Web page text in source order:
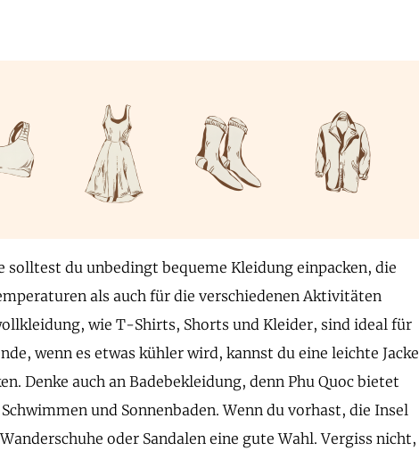
solltest du unbedingt bequeme Kleidung einpacken, die
als auch für die verschiedenen Aktivitäten
wie T-Shirts, Shorts und Kleider, sind ideal für
wenn es etwas kühler wird, kannst du eine leichte Jacke
Denke auch an Badebekleidung, denn Phu Quoc bietet
und Sonnenbaden. Wenn du vorhast, die Insel
oder Sandalen eine gute Wahl. Vergiss nicht,